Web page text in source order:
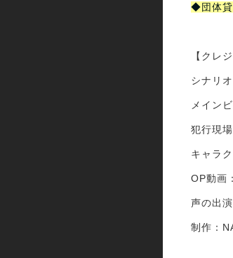
◆団体貸
【クレ
シナリ
メイン
犯行現
キャラ
OP動画
声の出
制作：